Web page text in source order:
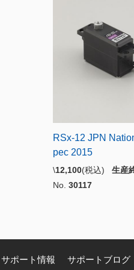
RSx-12 JPN
pec 2015
\12,100(税込) 生産
No. 30117
サポート情報 サポートブログ